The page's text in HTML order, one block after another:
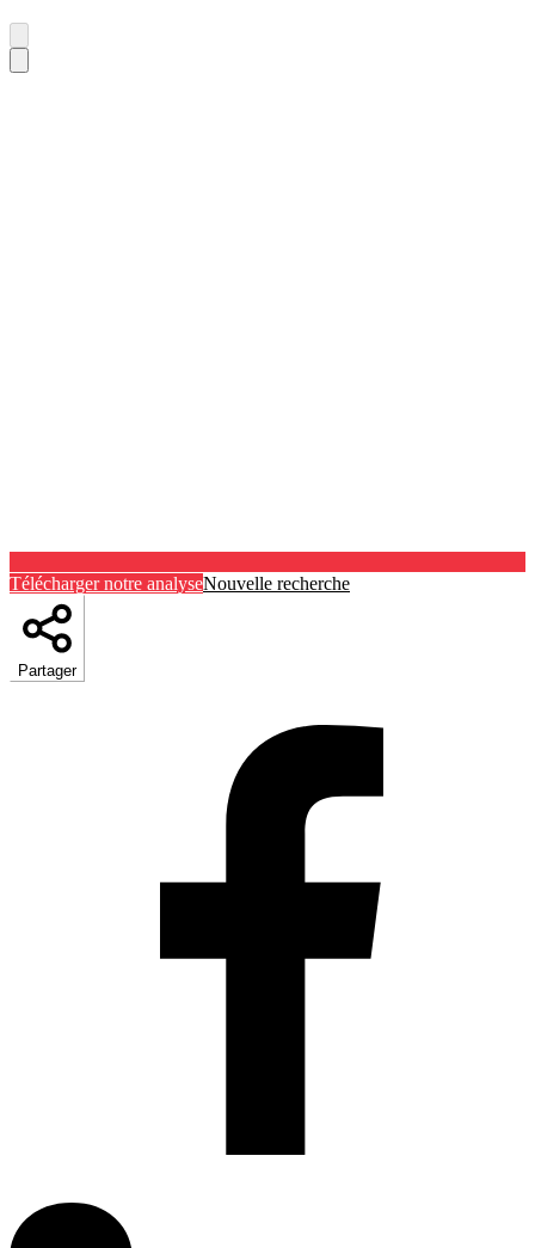
Télécharger notre analyseNouvelle recherche
Partager